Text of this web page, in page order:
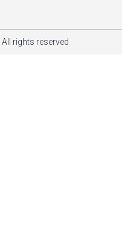
rights reserved